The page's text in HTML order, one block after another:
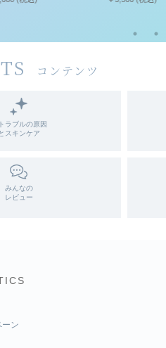
コンテンツ
ラブルの原因
スキンケア
みんなの
レビュー
ン